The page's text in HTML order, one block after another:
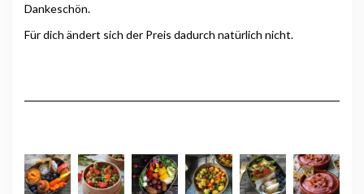
Dankeschön.
Für dich ändert sich der Preis dadurch natürlich nicht.